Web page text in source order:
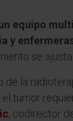
equipo
y
se
la
tumor
, codirector